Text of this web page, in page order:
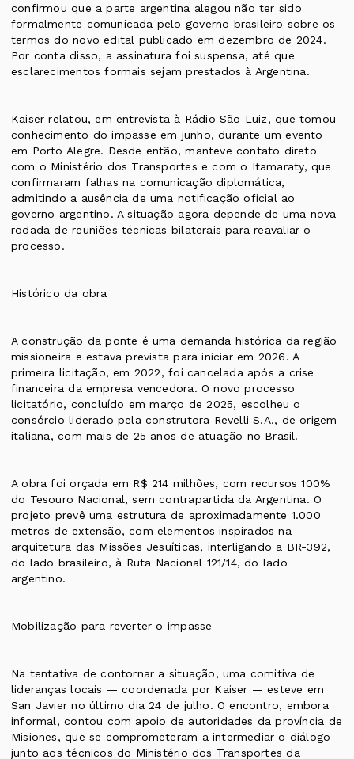
confirmou que a parte argentina alegou não ter sido
formalmente comunicada pelo governo brasileiro sobre os
termos do novo edital publicado em dezembro de 2024.
Por conta disso, a assinatura foi suspensa, até que
esclarecimentos formais sejam prestados à Argentina.
Kaiser relatou, em entrevista à Rádio São Luiz, que tomou
conhecimento do impasse em junho, durante um evento
em Porto Alegre. Desde então, manteve contato direto
com o Ministério dos Transportes e com o Itamaraty, que
confirmaram falhas na comunicação diplomática,
admitindo a ausência de uma notificação oficial ao
governo argentino. A situação agora depende de uma nova
rodada de reuniões técnicas bilaterais para reavaliar o
processo.
Histórico da obra
A construção da ponte é uma demanda histórica da região
missioneira e estava prevista para iniciar em 2026. A
primeira licitação, em 2022, foi cancelada após a crise
financeira da empresa vencedora. O novo processo
licitatório, concluído em março de 2025, escolheu o
consórcio liderado pela construtora Revelli S.A., de origem
italiana, com mais de 25 anos de atuação no Brasil.
A obra foi orçada em R$ 214 milhões, com recursos 100%
do Tesouro Nacional, sem contrapartida da Argentina. O
projeto prevê uma estrutura de aproximadamente 1.000
metros de extensão, com elementos inspirados na
arquitetura das Missões Jesuíticas, interligando a BR-392,
do lado brasileiro, à Ruta Nacional 121/14, do lado
argentino.
Mobilização para reverter o impasse
Na tentativa de contornar a situação, uma comitiva de
lideranças locais — coordenada por Kaiser — esteve em
San Javier no último dia 24 de julho. O encontro, embora
informal, contou com apoio de autoridades da província de
Misiones, que se comprometeram a intermediar o diálogo
junto aos técnicos do Ministério dos Transportes da